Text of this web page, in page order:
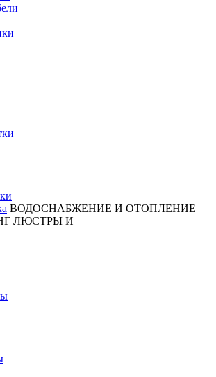
ВОДОСНАБЖЕНИЕ И ОТОПЛЕНИЕ
ЛЮСТРЫ И